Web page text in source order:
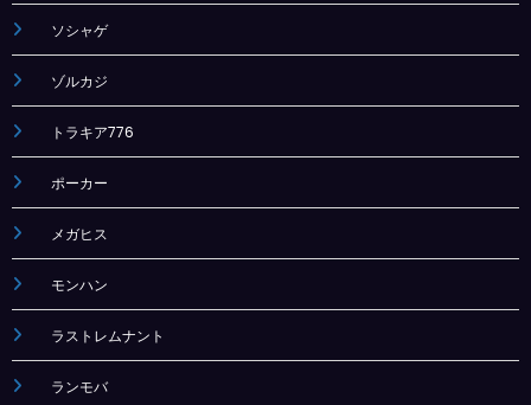
ソシャゲ
ゾルカジ
トラキア776
ポーカー
メガヒス
モンハン
ラストレムナント
ランモバ